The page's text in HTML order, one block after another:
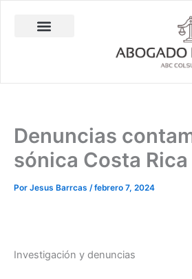
Denuncias
sónica Costa Rica
Por Jesus Barrcas /febrero 7, 2024
Investigación y denuncias